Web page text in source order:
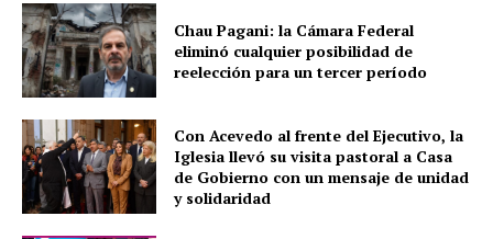
Chau Pagani: la Cámara Federal
eliminó cualquier posibilidad de
reelección para un tercer período
Con Acevedo al frente del Ejecutivo, la
Iglesia llevó su visita pastoral a Casa
de Gobierno con un mensaje de unidad
y solidaridad